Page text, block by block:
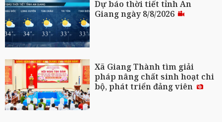
Dự báo thời tiết tỉnh An
Giang ngày 8/8/2026
Xã Giang Thành tìm giải
pháp nâng chất sinh hoạt chi
bộ, phát triển đảng viên